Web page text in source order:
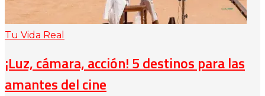
Tu Vida Real
¡Luz, cámara, acción! 5 destinos para las
amantes del cine